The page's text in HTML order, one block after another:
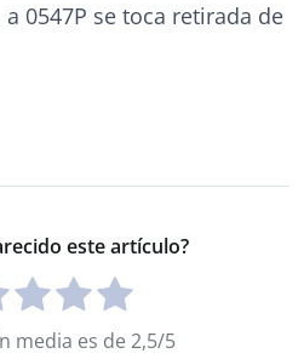
0547P se toca retirada de
este artículo?
media es de 2,5/5